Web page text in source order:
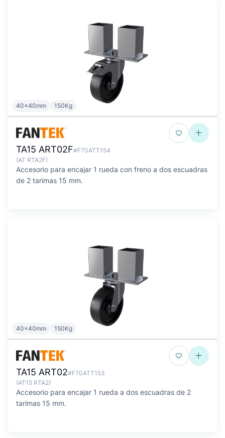
40x40mm 150Kg
TA15 ART02F#F70ATT154
(AT RTA2F)
Accesorio para encajar 1 rueda con freno a dos escuadras
de 2 tarimas 15 mm.
40x40mm 150Kg
TA15 ART02#F70ATT153
(AT15 RTA2)
Accesorio para encajar 1 rueda a dos escuadras de 2
tarimas 15 mm.